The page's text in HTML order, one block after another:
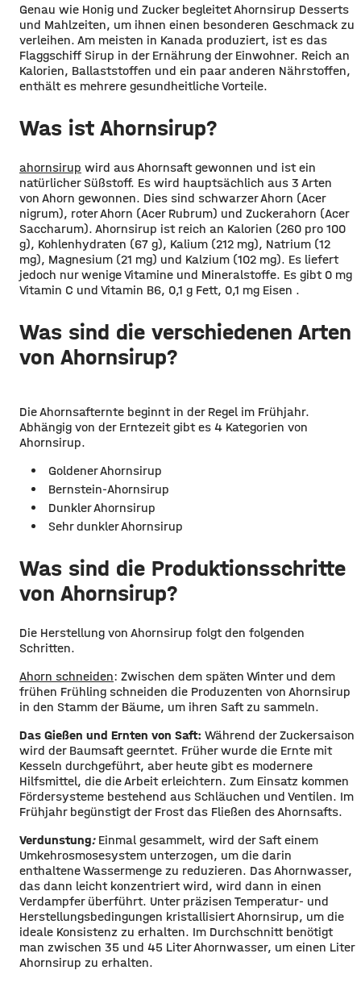
Genau wie Honig und Zucker begleitet Ahornsirup Desserts
und Mahlzeiten, um ihnen einen besonderen Geschmack zu
verleihen. Am meisten in Kanada produziert, ist es das
Flaggschiff Sirup in der Ernährung der Einwohner. Reich an
Kalorien, Ballaststoffen und ein paar anderen Nährstoffen,
enthält es mehrere gesundheitliche Vorteile.
Was ist Ahornsirup?
ahornsirup wird aus Ahornsaft gewonnen und ist ein
natürlicher Süßstoff. Es wird hauptsächlich aus 3 Arten
von Ahorn gewonnen. Dies sind schwarzer Ahorn (Acer
nigrum), roter Ahorn (Acer Rubrum) und Zuckerahorn (Acer
Saccharum). Ahornsirup ist reich an Kalorien (260 pro 100
g), Kohlenhydraten (67 g), Kalium (212 mg), Natrium (12
mg), Magnesium (21 mg) und Kalzium (102 mg). Es liefert
jedoch nur wenige Vitamine und Mineralstoffe. Es gibt 0 mg
Vitamin C und Vitamin B6, 0,1 g Fett, 0,1 mg Eisen .
Was sind die verschiedenen Arten
von Ahornsirup?
Die Ahornsafternte beginnt in der Regel im Frühjahr.
Abhängig von der Erntezeit gibt es 4 Kategorien von
Ahornsirup.
Goldener Ahornsirup
Bernstein-Ahornsirup
Dunkler Ahornsirup
Sehr dunkler Ahornsirup
Was sind die Produktionsschritte
von Ahornsirup?
Die Herstellung von Ahornsirup folgt den folgenden
Schritten.
Ahorn schneiden: Zwischen dem späten Winter und dem
frühen Frühling schneiden die Produzenten von Ahornsirup
in den Stamm der Bäume, um ihren Saft zu sammeln.
Das Gießen und Ernten von Saft: Während der Zuckersaison
wird der Baumsaft geerntet. Früher wurde die Ernte mit
Kesseln durchgeführt, aber heute gibt es modernere
Hilfsmittel, die die Arbeit erleichtern. Zum Einsatz kommen
Fördersysteme bestehend aus Schläuchen und Ventilen. Im
Frühjahr begünstigt der Frost das Fließen des Ahornsafts.
Verdunstung:Einmal gesammelt, wird der Saft einem
Umkehrosmosesystem unterzogen, um die darin
enthaltene Wassermenge zu reduzieren. Das Ahornwasser,
das dann leicht konzentriert wird, wird dann in einen
Verdampfer überführt. Unter präzisen Temperatur- und
Herstellungsbedingungen kristallisiert Ahornsirup, um die
ideale Konsistenz zu erhalten. Im Durchschnitt benötigt
man zwischen 35 und 45 Liter Ahornwasser, um einen Liter
Ahornsirup zu erhalten.